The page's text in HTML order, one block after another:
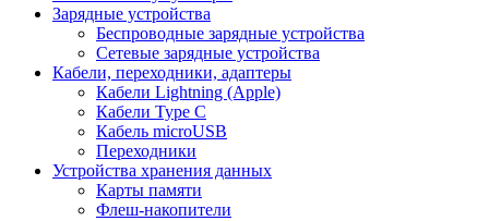
Зарядные устройства
Беспроводные зарядные устройства
Сетевые зарядные устройства
Кабели, переходники, адаптеры
Кабели Lightning (Apple)
Кабели Type C
Кабель microUSB
Переходники
Устройства хранения данных
Карты памяти
Флеш-накопители